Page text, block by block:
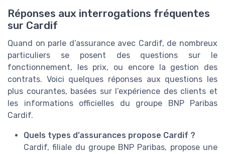
Réponses aux interrogations fréquentes
sur Cardif
Quand on parle d’assurance avec Cardif, de nombreux
particuliers se posent des questions sur le
fonctionnement, les prix, ou encore la gestion des
contrats. Voici quelques réponses aux questions les
plus courantes, basées sur l’expérience des clients et
les informations officielles du groupe BNP Paribas
Cardif.
Quels types d’assurances propose Cardif ?
Cardif, filiale du groupe BNP Paribas, propose une